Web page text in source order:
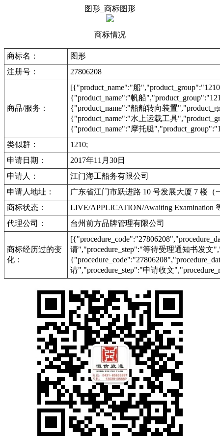
图形_商标图形
商标情况
商标名：
图形
注册号：
27806208
商品/服务：
[{"product_name":"船
{"product_name":"帆船
{"product_name":"船舶转向装置
{"product_name":"水上运载工具
{"product_name":"摩托艇
类似群：
1210;
申请日期：
2017年11月30日
申请人：
江门海工船务有限公司
申请人地址：
广东省江门市跃进路 10 号发展大厦 7 楼（
商标状态：
LIVE/APPLICATION/Awaiting Examination
代理公司：
台州前方品牌管理有限公司
商标经历过的变
化：
请","procedure_step":"等待受理通知书发文
请","procedure_step":"申请收文